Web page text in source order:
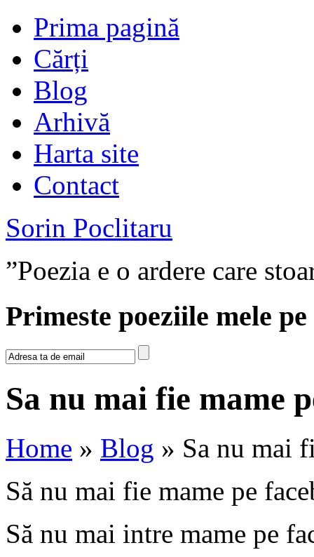
Prima pagină
Cărți
Blog
Arhivă
Harta site
Contact
Sorin Poclitaru
”Poezia e o ardere care
Primeste poeziile mele
Sa nu mai fie mame
Home » Blog » Sa nu mai
Să nu mai fie mame pe
Să nu mai intre mame pe